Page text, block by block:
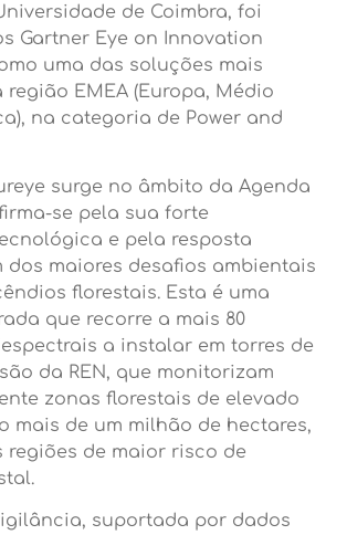
de Coimbra, foi
Gartner Eye on Innovation
uma das soluções mais
EMEA (Europa, Médio
na categoria de Power and
surge no âmbito da Agenda
se pela sua forte
e pela resposta
dos maiores desafios ambientais
florestais. Esta é uma
que recorre a mais 80
a instalar em torres de
da REN, que monitorizam
zonas florestais de elevado
mais de um milhão de hectares,
regiões de maior risco de
suportada por dados